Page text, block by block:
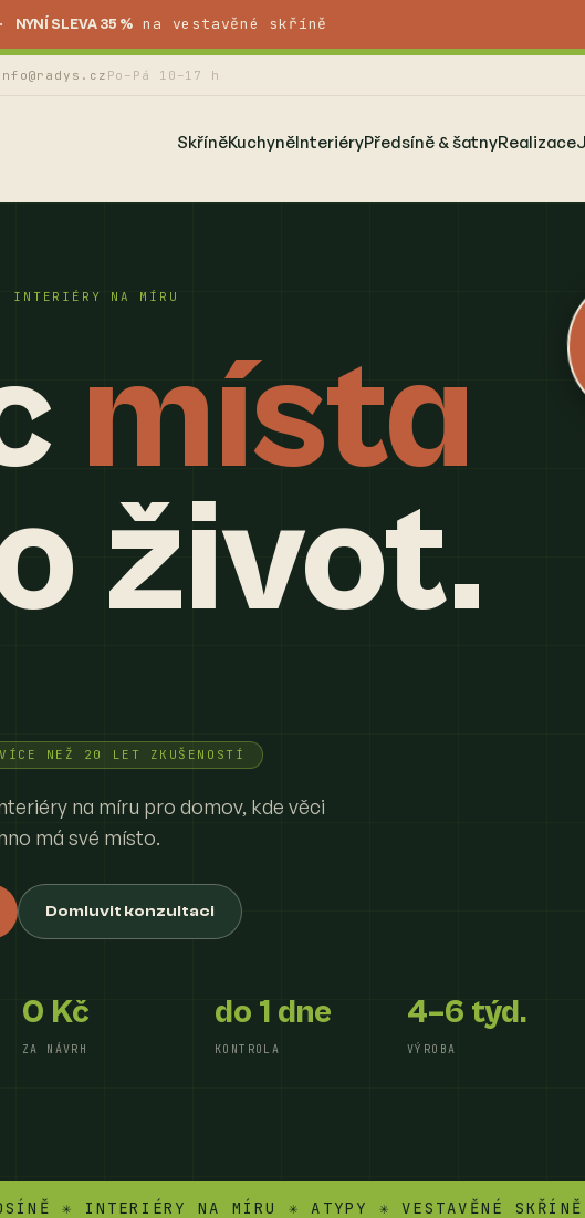
NYNÍ SLEVA 35 % na vestavěné skříně
Po–Pá 10–17 h
SkříněKuchyněInteriéryPředsíně & šatnyRealizace
INTERIÉRY NA MÍRU
místa
život.
NEŽ 20 LET ZKUŠENOSTÍ
na míru pro domov, kde věci
má své místo.
Domluvit konzultaci
0 Kč
ZA NÁVRH
do 1 dne
KONTROLA
4–6 týd.
VÝROBA
✳ INTERIÉRY NA MÍRU ✳ ATYPY ✳ VESTAVĚNÉ SKŘÍNĚ